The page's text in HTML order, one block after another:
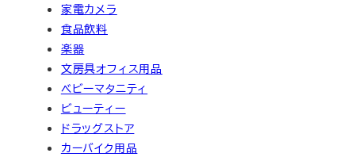
家電カメラ
食品飲料
楽器
文房具オフィス用品
ベビーマタニティ
ビューティー
ドラッグストア
カーバイク用品